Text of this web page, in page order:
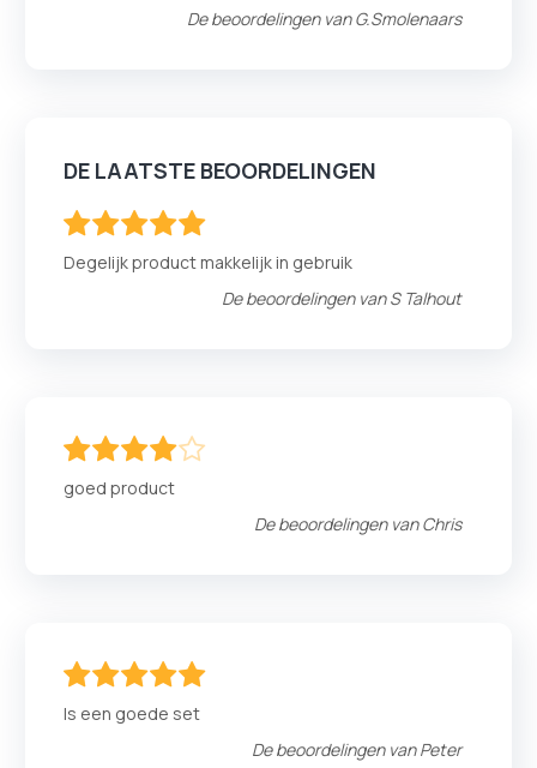
De beoordelingen vanG.Smolenaars
DE LAATSTE BEOORDELINGEN
Degelijk product makkelijk in gebruik
De beoordelingen vanS Talhout
goed product
De beoordelingen vanChris
Is een goede set
De beoordelingen vanPeter